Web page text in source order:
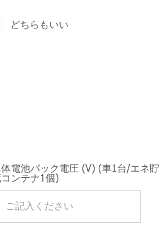
どちらもいい
電池パック電圧 (V) (車1台/エネ貯
ンテナ1個)